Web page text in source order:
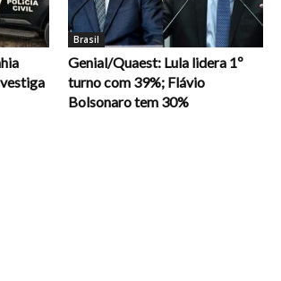
Brasil
Genial/Quaest: Lula lidera 1º
turno com 39%; Flávio
Bolsonaro tem 30%